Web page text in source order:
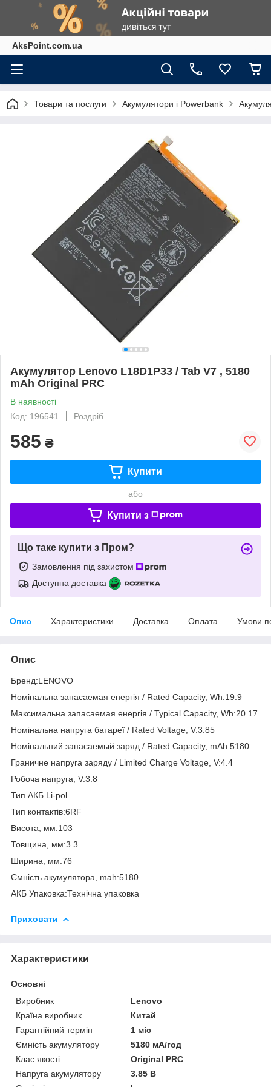
AksPoint.com.ua
Товари та послуги Акумулятори і Powerbank
Акумулятор Lenovo L18D1P33 / Tab V7 , 5180
mAh Original PRC
В наявності
Код: 196541
Роздріб
585 ₴
Купити
або
Купити з
Що таке купити з Пром?
Замовлення під захистом
Доступна доставка
Опис Характеристики Доставка Оплата Умови
Опис
Бренд:LENOVO
Номінальна запасаемая енергія / Rated Capacity, Wh:19.9
Максимальна запасаемая енергія / Typical Capacity, Wh:20.17
Номінальна напруга батареї / Rated Voltage, V:3.85
Номінальний запасаемый заряд / Rated Capacity, mAh:5180
Граничне напруга заряду / Limited Charge Voltage, V:4.4
Робоча напруга, V:3.8
Тип АКБ Li-pol
Тип контактів:6RF
Висота, мм:103
Товщина, мм:3.3
Ширина, мм:76
Ємність акумулятора, mah:5180
АКБ Упаковка:Технічна упаковка
Приховати
Характеристики
Основні
Виробник
Lenovo
Країна виробник
Китай
Гарантійний термін
1 міс
Ємність акумулятору
5180 мА/год
Клас якості
Original PRC
Напруга акумулятору
3.85 В